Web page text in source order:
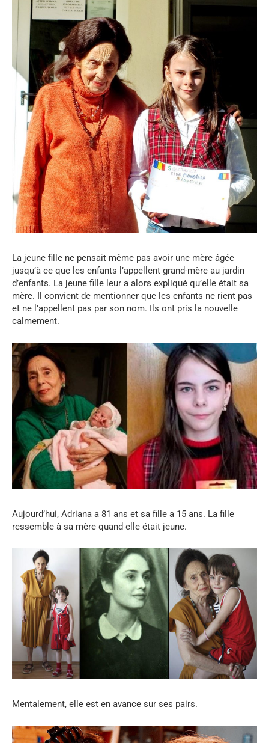
La jeune fille ne pensait même pas avoir une mère âgée
jusqu’à ce que les enfants l’appellent grand-mère au jardin
d’enfants. La jeune fille leur a alors expliqué qu’elle était sa
mère. Il convient de mentionner que les enfants ne rient pas
et ne l’appellent pas par son nom. Ils ont pris la nouvelle
calmement.
Aujourd’hui, Adriana a 81 ans et sa fille a 15 ans. La fille
ressemble à sa mère quand elle était jeune.
Mentalement, elle est en avance sur ses pairs.